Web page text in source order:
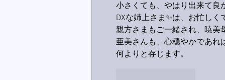
小さくても、やはり出来て良
DXな姉上さま✨は、お忙しく
親方さまもご一緒され、暁
亜美さんも、心穏やかであれ
何よりと存じます。